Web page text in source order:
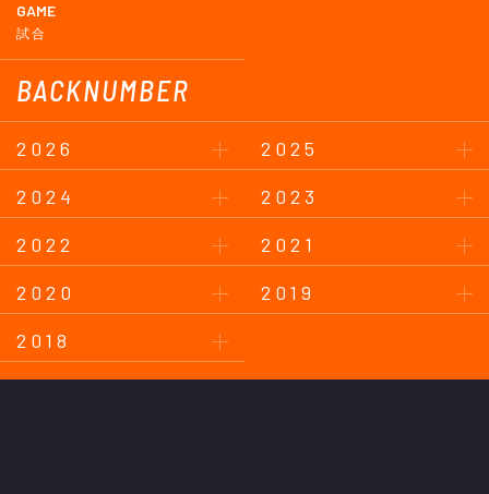
GAME
試合
BACKNUMBER
2026
2025
2024
2023
2022
2021
2020
2019
2018